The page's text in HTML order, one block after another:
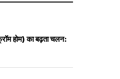
होम) का बढ़ता चलन: